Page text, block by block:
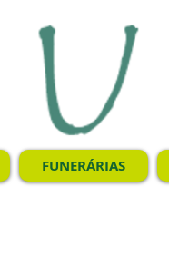
FUNERÁRIAS